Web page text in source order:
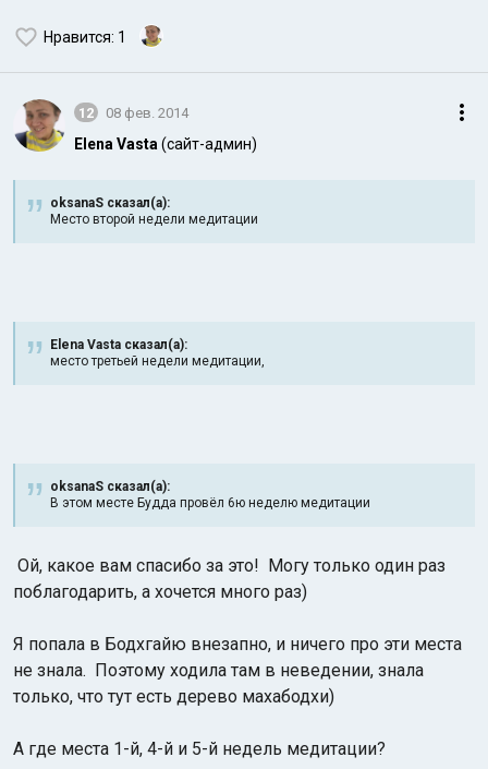
Нравится: 1
12 08 фев. 2014
Elena Vasta (сайт-админ)
oksanaS сказал(а):
Место второй недели медитации
Elena Vasta сказал(а):
место третьей недели медитации,
oksanaS сказал(а):
В этом месте Будда провёл 6ю неделю медитации
Ой, какое вам спасибо за это! Могу только один раз
поблагодарить, а хочется много раз)
Я попала в Бодхгайю внезапно, и ничего про эти места
не знала. Поэтому ходила там в неведении, знала
только, что тут есть дерево махабодхи)
А где места 1-й, 4-й и 5-й недель медитации?